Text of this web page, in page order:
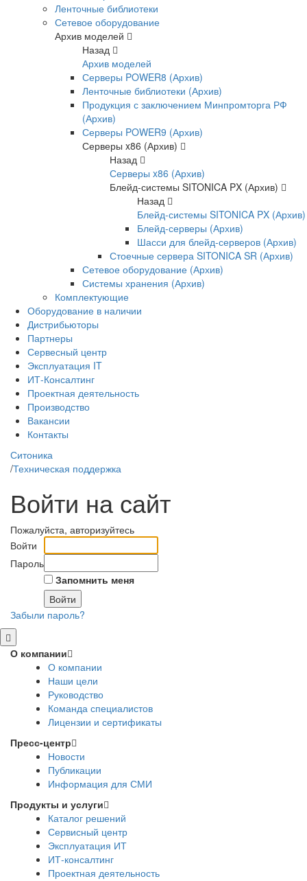
Ленточные библиотеки
Сетевое оборудование
Архив моделей
Назад
Архив моделей
Серверы POWER8 (Архив)
Ленточные библиотеки (Архив)
Продукция с заключением Минпромторга РФ
(Архив)
Серверы POWER9 (Архив)
Серверы x86 (Архив)
Назад
Серверы x86 (Архив)
Блейд-системы SITONICA PX (Архив)
Назад
Блейд-системы SITONICA PX (Архив)
Блейд-серверы (Архив)
Шасси для блейд-серверов (Архив)
Стоечные сервера SITONICA SR (Архив)
Сетевое оборудование (Архив)
Системы хранения (Архив)
Комплектующие
Оборудование в наличии
Дистрибьюторы
Партнеры
Сервесный центр
Эксплуатация IT
ИТ-Консалтинг
Проектная деятельность
Производство
Вакансии
Контакты
Ситоника
/Техническая поддержка
Войти на сайт
Пожалуйста, авторизуйтесь
Войти
Пароль
Запомнить меня
Забыли пароль?
О компании
О компании
Наши цели
Руководство
Команда специалистов
Лицензии и сертификаты
Пресс-центр
Новости
Публикации
Информация для СМИ
Продукты и услуги
Каталог решений
Сервисный центр
Эксплуатация ИТ
ИТ-консалтинг
Проектная деятельность